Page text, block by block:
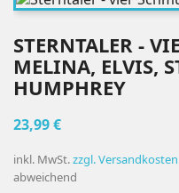
STERNTALER -
MELINA, ELVIS,
HUMPHREY
23,99 €
inkl. MwSt.zzgl. Versandkosten
abweichend